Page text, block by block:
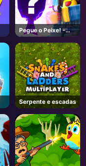
Pegue o Peixe! -
Roblox
Serpente e escadas